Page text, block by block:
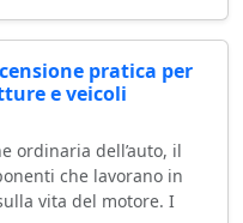
pratica per
e veicoli
ordinaria dell’auto, il
che lavorano in
vita del motore. I